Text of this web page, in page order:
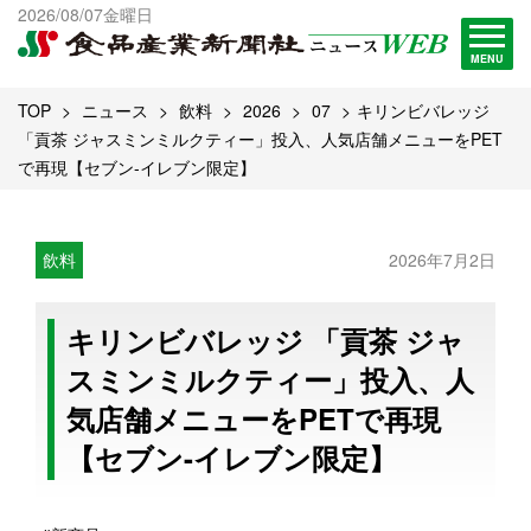
2026/08/07金曜日
MENU
出版物一覧へ
試読・購読申し込み
TOP ニュース 飲料 2026 07
キリンビバレッジ
「貢茶 ジャスミンミルクティー」投入、人気店舗メニューをPET
で再現【セブン-イレブン限定】
飲料 2026年7月2日
キリンビバレッジ 「貢茶 ジャ
スミンミルクティー」投入、人
気店舗メニューをPETで再現
【セブン-イレブン限定】